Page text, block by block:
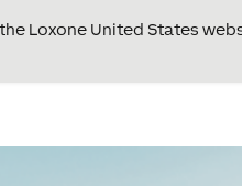
Loxone United States